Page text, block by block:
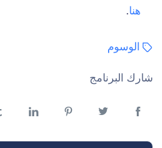
هنا.
الوسوم
شارك البرنامج